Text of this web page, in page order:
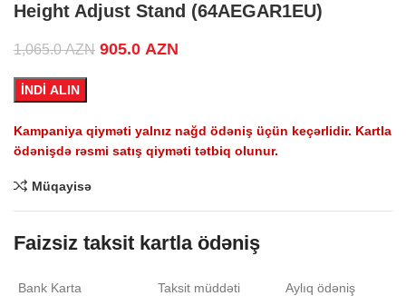
Height Adjust Stand (64AEGAR1EU)
1,065.0AZN Original price was: 1,065.0 AZN.
905.0 AZN
İNDİ ALIN
Kampaniya qiyməti yalnız nağd ödəniş üçün keçərlidir. Kartla
ödənişdə rəsmi satış qiyməti tətbiq olunur.
Müqayisə
Faizsiz taksit kartla ödəniş
Bank Karta Taksit müddəti Aylıq ödəniş